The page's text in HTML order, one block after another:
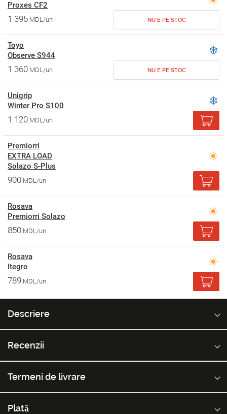
Proxes CF2
1 395 MDL/un NU E PE STOC
Toyo
Observe S944
1 360 MDL/un NU E PE STOC
Unigrip
Winter Pro S100
1 120 MDL/un
Premiorri
EXTRA LOAD
Solazo S-Plus
900 MDL/un
Rosava
Premiorri Solazo
850 MDL/un
Rosava
Itegro
789 MDL/un
Descriere
Recenzii
Termeni de livrare
Plată